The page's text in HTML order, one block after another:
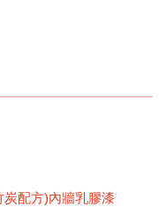
配方)內牆乳膠漆